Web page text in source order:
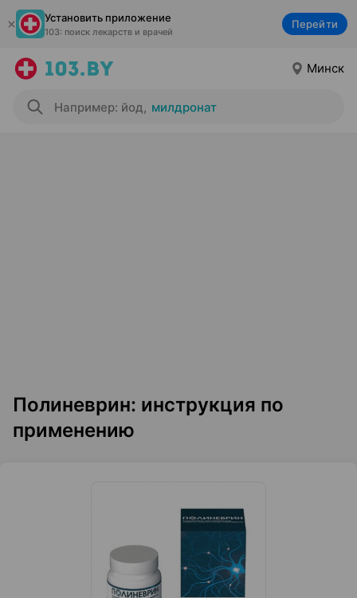
Установить приложение
103: поиск лекарств и врачей
Перейти
Минск
Например: йод, милдронат
Полиневрин: инструкция по
применению